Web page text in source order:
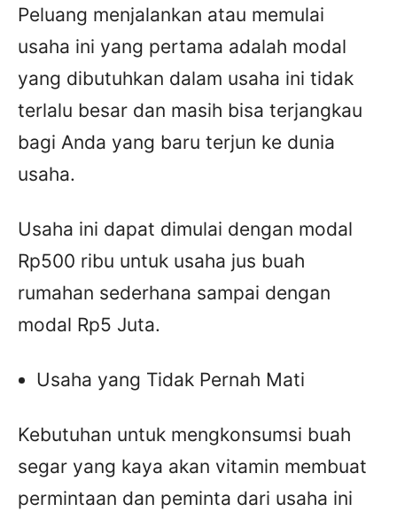
Peluang menjalankan atau memulai
usaha ini yang pertama adalah modal
yang dibutuhkan dalam usaha ini tidak
terlalu besar dan masih bisa terjangkau
bagi Anda yang baru terjun ke dunia
usaha.
Usaha ini dapat dimulai dengan modal
Rp500 ribu untuk usaha jus buah
rumahan sederhana sampai dengan
modal Rp5 Juta.
Usaha yang Tidak Pernah Mati
Kebutuhan untuk mengkonsumsi buah
segar yang kaya akan vitamin membuat
permintaan dan peminta dari usaha ini